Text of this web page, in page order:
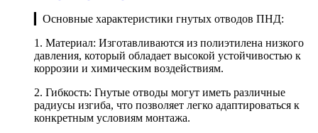
▎Основные характеристики гнутых отводов ПНД:
1. Материал: Изготавливаются из полиэтилена низкого
давления, который обладает высокой устойчивостью к
коррозии и химическим воздействиям.
2. Гибкость: Гнутые отводы могут иметь различные
радиусы изгиба, что позволяет легко адаптироваться к
конкретным условиям монтажа.